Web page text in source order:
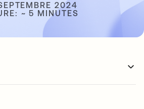
2024
~ 5 MINUTES